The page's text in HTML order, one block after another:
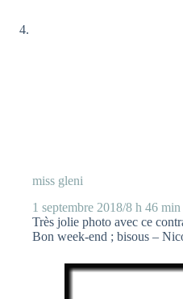
miss gleni
1 septembre 2018/8 h 46 min
Très jolie photo avec ce
Bon week-end ; bisous –